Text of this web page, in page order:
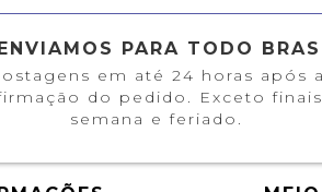
PARA TODO
em até 24 horas após
do pedido. Exceto
semana e feriado.